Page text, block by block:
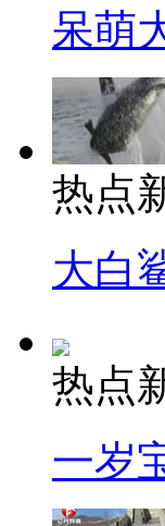
呆萌
热点
大白
热点
一岁